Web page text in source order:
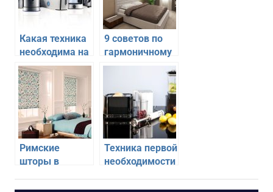
Какая техника
необходима на
любой кухне
9 советов по
гармоничному
дизайну
спальни
Римские
шторы в
какие выбрать
Техника первой
необходимости
быть в любой